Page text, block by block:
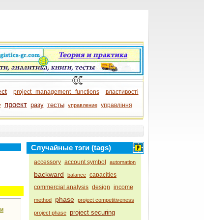
project management functions
властивості
проект разу тесты управление управління
Случайные тэги (tags)
accessory account symbol automation
backward balance capacities
commercial analysis design income
method phase project competitiveness
project phase project securing